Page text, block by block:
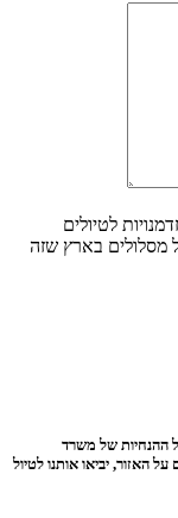
לטיולים
מסלולים בארץ שזה
ההנחיות של משרד
האזור, יביאו אותנו לטיול